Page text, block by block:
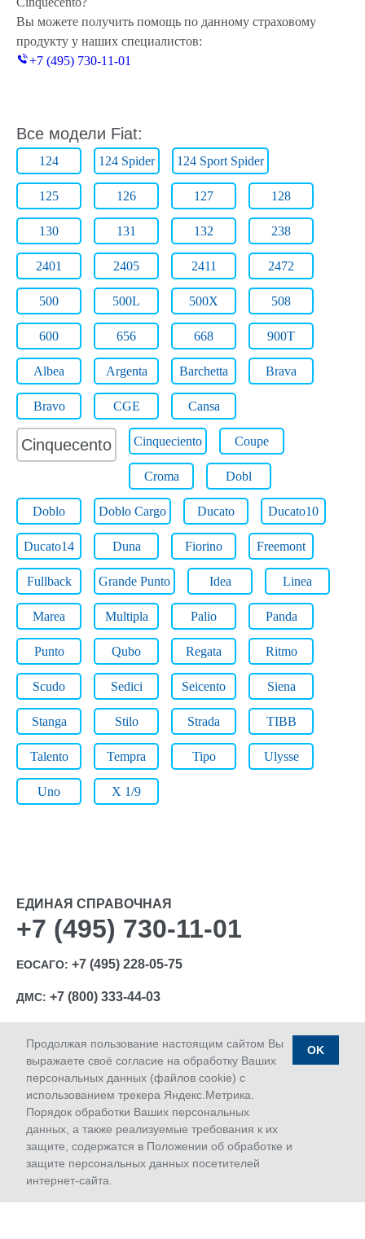
Вы можете получить помощь по данному страховому
продукту у наших специалистов:
+7 (495) 730-11-01
Все модели Fiat:
124 124 Spider 124 Sport Spider
125 126 127 128
130 131 132 238
2401 2405 2411 2472
500 500L 500X 508
600 656 668 900T
Albea Argenta Barchetta Brava
Bravo CGE Cansa
Cinquecento Cinqueciento Coupe
Croma Dobl
Doblo Doblo Cargo Ducato Ducato10
Ducato14 Duna Fiorino Freemont
Fullback Grande Punto Idea Linea
Marea Multipla Palio Panda
Punto Qubo Regata Ritmo
Scudo Sedici Seicento Siena
Stanga Stilo Strada TIBB
Talento Tempra Tipo Ulysse
Uno X 1/9
Продолжая пользование настоящим сайтом Вы
выражаете своё согласие на обработку Ваших
персональных данных (файлов cookie) с
использованием трекера Яндекс.Метрика.
Порядок обработки Ваших персональных
данных, а также реализуемые требования к их
защите, содержатся в Положении об обработке и
защите персональных данных посетителей
интернет-сайта.
OK
Сервисы
ЕДИНАЯ СПРАВОЧНАЯ
+7 (495) 730-11-01
ЕОСАГО: +7 (495) 228-05-75
ДМС: +7 (800) 333-44-03
Ⓒ 1992-2026 АО «МАКС»
Лицензии Банка России: ОС № 1427-03, ОС № 1427-04,
ОС № 1427-05, СЛ № 1427, СИ № 1427, ПС № 1427 от
18.06.2018 г.; ОС № 1427-02 от 28.11.2019 г.
Дата последнего изменения сайта 09.08.2026 03:20